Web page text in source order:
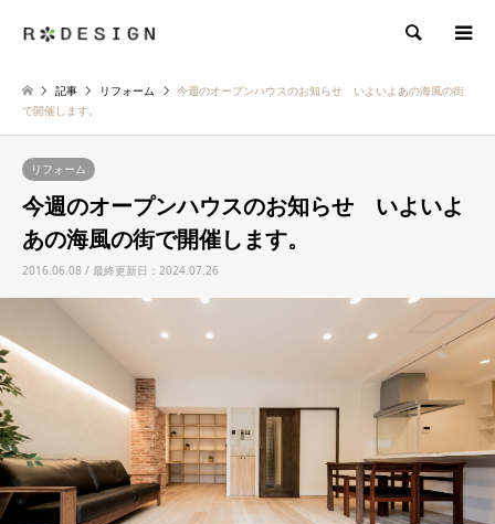
検索
記事 リフォーム
今週のオープンハウスのお知らせ いよいよあの海風の街
で開催します。
リフォーム
今週のオープンハウスのお知らせ いよいよ
あの海風の街で開催します。
2016.06.08 / 最終更新日：2024.07.26